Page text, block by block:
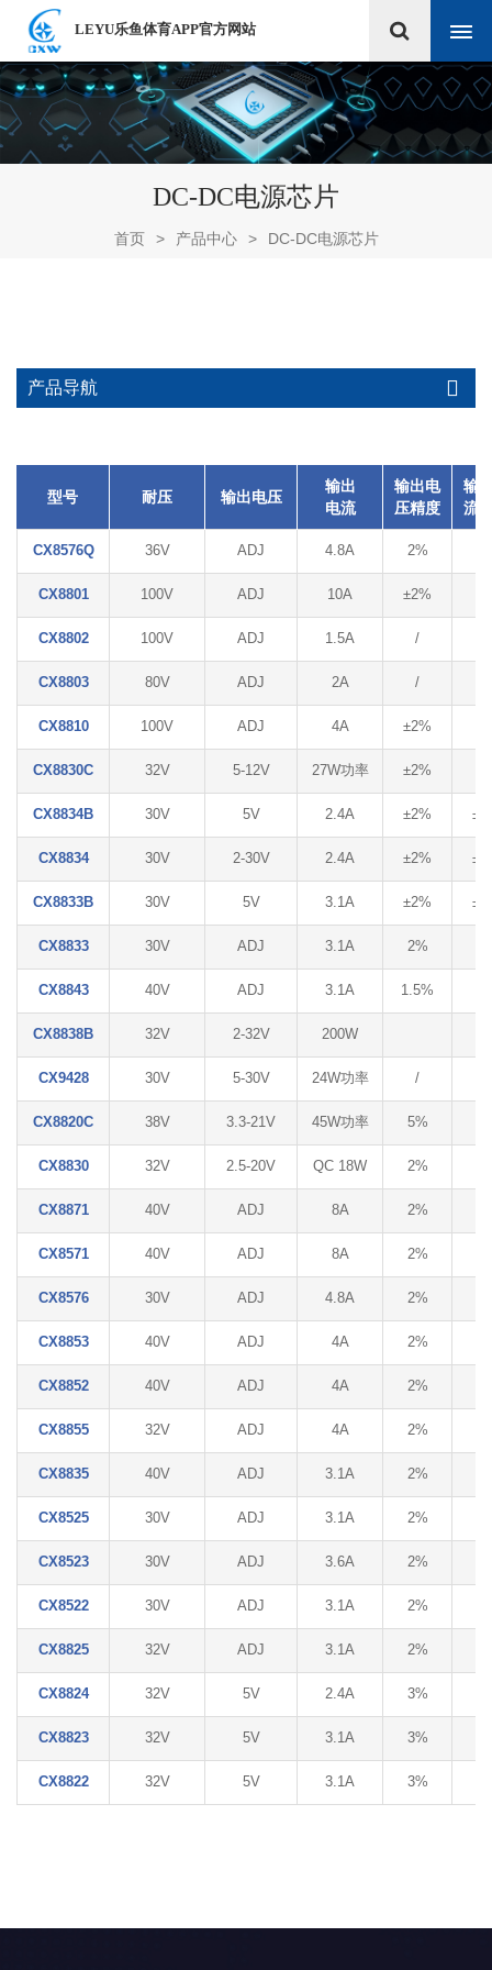
LEYU乐鱼体育APP官方网站
DC-DC电源芯片
首页 > 产品中心 > DC-DC电源芯片
产品导航
型号 耐压 输出电压
输出
电流
输出电
压精度
输
流
CX8576Q 36V ADJ 4.8A 2%
CX8801 100V ADJ 10A ±2%
CX8802 100V ADJ 1.5A /
CX8803 80V ADJ 2A /
CX8810 100V ADJ 4A ±2%
CX8830C 32V 5-12V 27W功率 ±2%
CX8834B 30V 5V 2.4A ±2%
CX8834 30V 2-30V 2.4A ±2%
CX8833B 30V 5V 3.1A ±2%
CX8833 30V ADJ 3.1A 2%
CX8843 40V ADJ 3.1A 1.5%
CX8838B 32V 2-32V 200W
CX9428 30V 5-30V 24W功率 /
CX8820C 38V 3.3-21V 45W功率 5%
CX8830 32V 2.5-20V QC 18W 2%
CX8871 40V ADJ 8A 2%
CX8571 40V ADJ 8A 2%
CX8576 30V ADJ 4.8A 2%
CX8853 40V ADJ 4A 2%
CX8852 40V ADJ 4A 2%
CX8855 32V ADJ 4A 2%
CX8835 40V ADJ 3.1A 2%
CX8525 30V ADJ 3.1A 2%
CX8523 30V ADJ 3.6A 2%
CX8522 30V ADJ 3.1A 2%
CX8825 32V ADJ 3.1A 2%
CX8824 32V 5V 2.4A 3%
CX8823 32V 5V 3.1A 3%
CX8822 32V 5V 3.1A 3%